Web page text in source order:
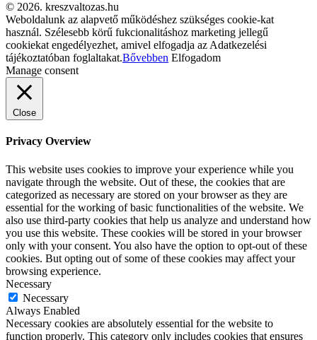
© 2026. kreszvaltozas.hu
Weboldalunk az alapvető működéshez szükséges cookie-kat
használ. Szélesebb körű fukcionalitáshoz marketing jellegű
cookiekat engedélyezhet, amivel elfogadja az Adatkezelési
tájékoztatóban foglaltakat.Bővebben Elfogadom
Manage consent
Close
Privacy Overview
This website uses cookies to improve your experience while you
navigate through the website. Out of these, the cookies that are
categorized as necessary are stored on your browser as they are
essential for the working of basic functionalities of the website. We
also use third-party cookies that help us analyze and understand how
you use this website. These cookies will be stored in your browser
only with your consent. You also have the option to opt-out of these
cookies. But opting out of some of these cookies may affect your
browsing experience.
Necessary
Necessary
Always Enabled
Necessary cookies are absolutely essential for the website to
function properly. This category only includes cookies that ensures